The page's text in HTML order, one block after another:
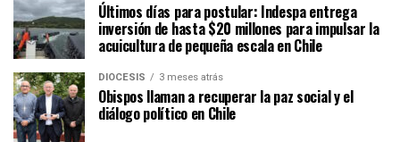
Últimos días para postular: Indespa entrega
inversión de hasta $20 millones para impulsar la
acuicultura de pequeña escala en Chile
DIÓCESIS 3 meses atrás
Obispos llaman a recuperar la paz social y el
diálogo político en Chile